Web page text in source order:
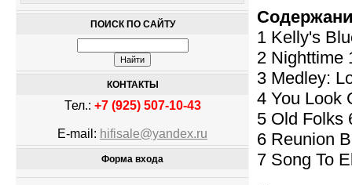
ПОИСК ПО САЙТУ
КОНТАКТЫ
Тел.: +7 (925) 507-10-43
E-mail: hifisale@yandex.ru
Форма входа
1 Kelly's
2 Nighttime
3 Medley:
4 You Look
5 Old Folks
6 Reunion
7 Song To